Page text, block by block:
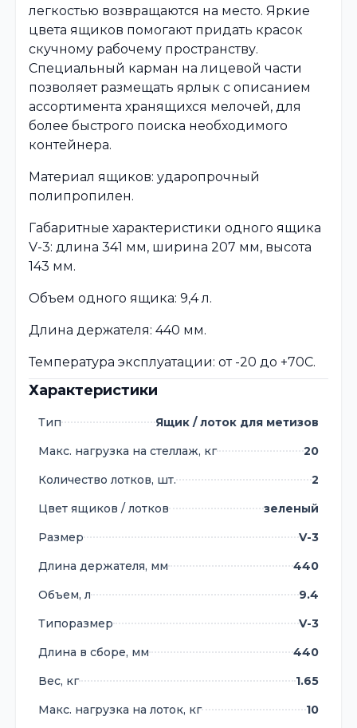
легкостью возвращаются на место. Яркие
цвета ящиков помогают придать красок
скучному рабочему пространству.
Специальный карман на лицевой части
позволяет размещать ярлык с описанием
ассортимента хранящихся мелочей, для
более быстрого поиска необходимого
контейнера.
Материал ящиков: ударопрочный
полипропилен.
Габаритные характеристики одного ящика
V-3: длина 341 мм, ширина 207 мм, высота
143 мм.
Объем одного ящика: 9,4 л.
Длина держателя: 440 мм.
Температура эксплуатации: от -20 до +70С.
Характеристики
Тип
Ящик / лоток для метизов
Макс. нагрузка на стеллаж, кг
20
Количество лотков, шт.
2
Цвет ящиков / лотков
зеленый
Размер
V-3
Длина держателя, мм
440
Объем, л
9.4
Типоразмер
V-3
Длина в сборе, мм
440
Вес, кг
1.65
Макс. нагрузка на лоток, кг
10